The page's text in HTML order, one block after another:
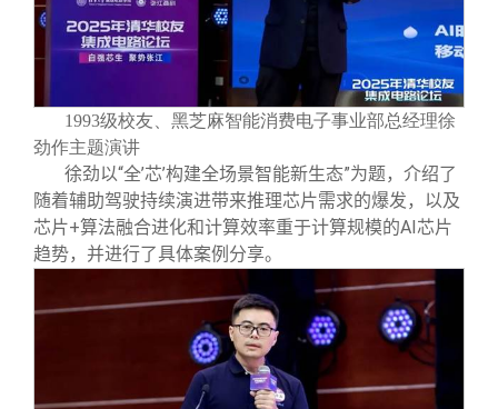
1993级校友、黑芝麻智能消费电子事业部总经理徐
劲作主题演讲
徐劲以“全’芯’构建全场景智能新生态”为题，介绍了
随着辅助驾驶持续演进带来推理芯片需求的爆发，以及
芯片+算法融合进化和计算效率重于计算规模的AI芯片
趋势，并进行了具体案例分享。